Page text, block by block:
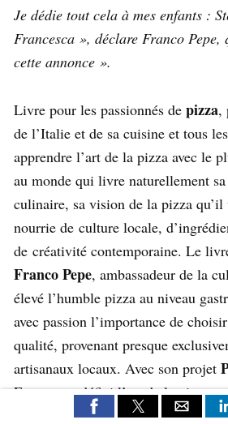
Je dédie tout cela à mes enfants :
Francesca », déclare Franco Pepe,
cette annonce ».
Livre pour les passionnés de pizza,
de l’Italie et de sa cuisine et tous
apprendre l’art de la pizza avec le
au monde qui livre naturellement
culinaire, sa vision de la pizza qu’il
nourrie de culture locale,
de créativité contemporaine. Le
Franco Pepe, ambassadeur de la
élevé l’humble pizza au niveau
avec passion l’importance de
qualité, provenant presque
artisanaux locaux. Avec son projet
Franco a redéfini l’art de la pizza
innovation et tradition, tout en